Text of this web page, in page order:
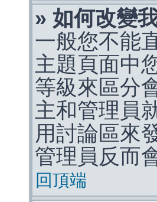
» 如何改變
一般您不能
主題頁面中
等級來區分
主和管理員
用討論區來
管理員反而
回頂端